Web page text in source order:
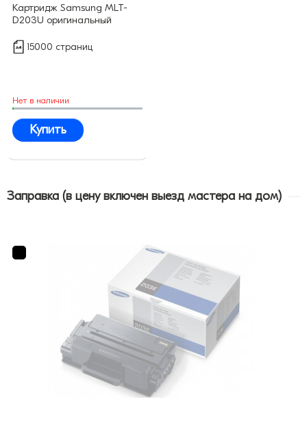
Картридж Samsung MLT-
D203U оригинальный
15000 страниц
Нет в наличии
Купить
Заправка (в цену включен выезд мастера на дом)